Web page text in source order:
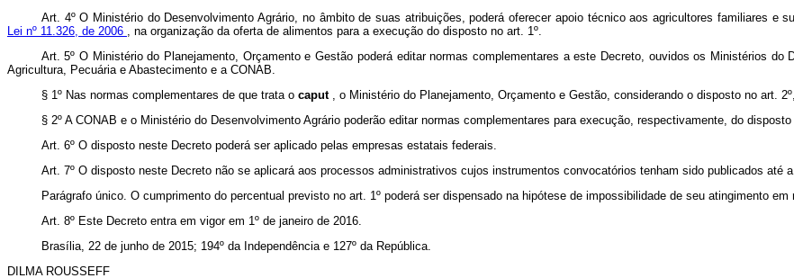
Art. 4º O Ministério do Desenvolvimento Agrário, no âmbito de suas atribuições, poderá oferecer apoio técnico aos agricultores familiares e
Lei nº 11.326, de 2006 , na organização da oferta de alimentos para a execução do disposto no art. 1º.
Art. 5º O Ministério do Planejamento, Orçamento e Gestão poderá editar normas complementares a este Decreto, ouvidos os Ministérios
Agricultura, Pecuária e Abastecimento e a CONAB.
§ 1º Nas normas complementares de que trata o caput , o Ministério do Planejamento, Orçamento e Gestão, considerando o disposto no art.
§ 2º A CONAB e o Ministério do Desenvolvimento Agrário poderão editar normas complementares para execução, respectivamente, do disposto
Art. 6º O disposto neste Decreto poderá ser aplicado pelas empresas estatais federais.
Art. 7º O disposto neste Decreto não se aplicará aos processos administrativos cujos instrumentos convocatórios tenham sido publicados até
Parágrafo único. O cumprimento do percentual previsto no art. 1º poderá ser dispensado na hipótese de impossibilidade de seu atingimento
Art. 8º Este Decreto entra em vigor em 1º de janeiro de 2016.
Brasília, 22 de junho de 2015; 194º da Independência e 127º da República.
DILMA ROUSSEFF